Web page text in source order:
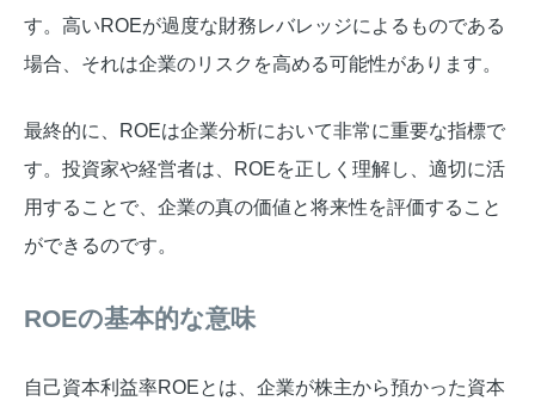
す。高いROEが過度な財務レバレッジによるものである
場合、それは企業のリスクを高める可能性があります。
最終的に、ROEは企業分析において非常に重要な指標で
す。投資家や経営者は、ROEを正しく理解し、適切に活
用することで、企業の真の価値と将来性を評価すること
ができるのです。
ROEの基本的な意味
自己資本利益率ROEとは、企業が株主から預かった資本